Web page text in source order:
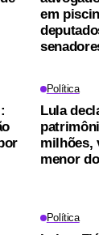
em
Política
Lula
milhões,
menor
Política